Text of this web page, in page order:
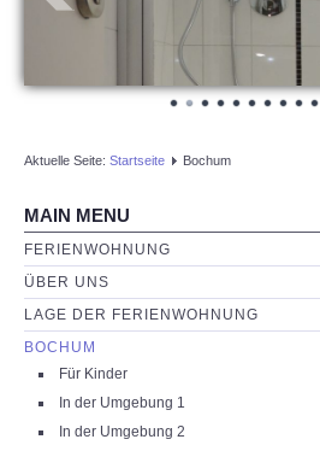
Aktuelle Seite: Startseite Bochum
MAIN MENU
FERIENWOHNUNG
ÜBER UNS
LAGE DER FERIENWOHNUNG
BOCHUM
Für Kinder
In der Umgebung 1
In der Umgebung 2